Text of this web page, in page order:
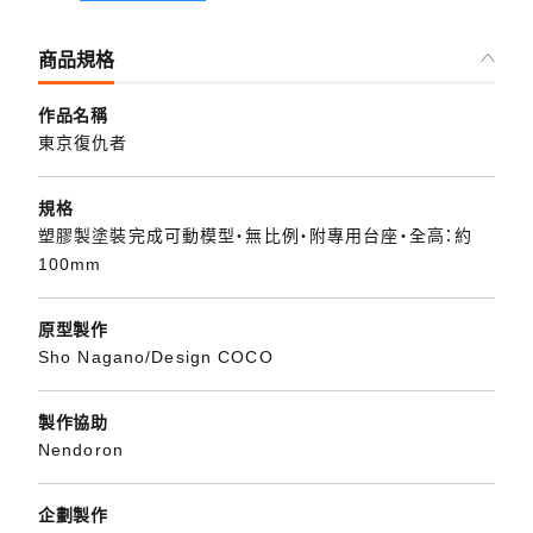
商品規格
作品名稱
東京復仇者
規格
塑膠製塗裝完成可動模型・無比例・附專用台座・全高：約
100mm
原型製作
Sho Nagano/Design COCO
製作協助
Nendoron
企劃製作